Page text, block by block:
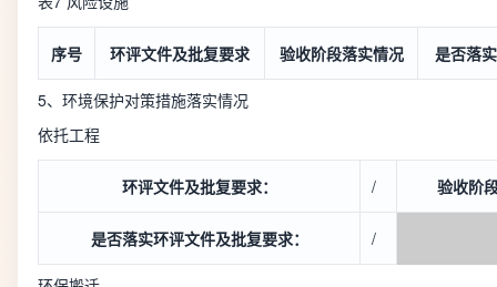
序号 环评文件及批复要求 验收阶段落实情况 是否落
5、环境保护对策措施落实情况
依托工程
环评文件及批复要求： / 验收阶
是否落实环评文件及批复要求： /